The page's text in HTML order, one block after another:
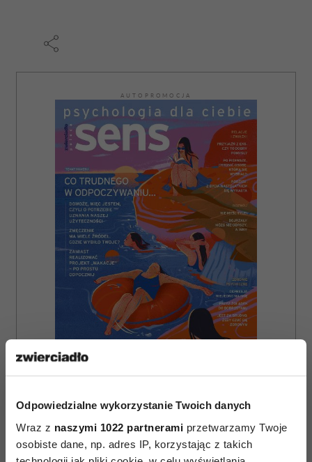
Odpowiedzialne wykorzystanie Twoich danych
Wraz z naszymi 1022 partnerami przetwarzamy Twoje
osobiste dane, np. adres IP, korzystając z takich
AUTOPROMOCJA
ZAMÓW
WYDANIE DRUKOWANE
E-WYDANIE